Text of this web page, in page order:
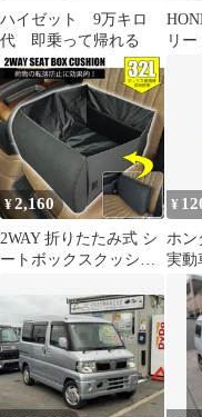
ハイゼット 9万キロ
代 即乗って帰れる
リ
¥2,160
2WAY 折りたたみ式 シ
ートボックスクッショ
助手席 後部座席 荷物の
落下防止に // 収納ボッ
クス ランバーサポート
クッション 車用収納 腰
あて 座席 シート 軽ト
ラ 軽バン 普通車 ハイ
¥
ホン
実動
確認